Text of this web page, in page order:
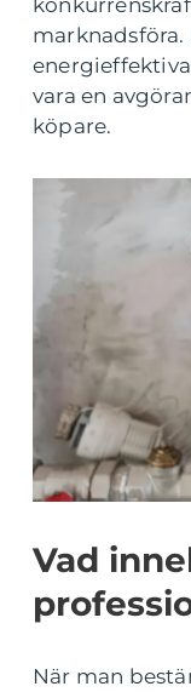
marknadsföra.
vara en
köpare.
Vad
När man